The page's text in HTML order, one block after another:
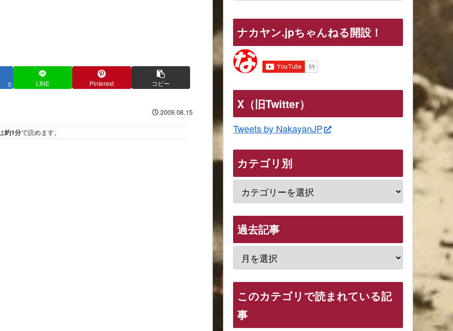
0 LINE Pinterest コピー
2009.08.15
約1分で読めます。
ナカヤン.jpちゃんねる開設！
X（旧Twitter）
Tweets by NakayanJP
カテゴリ別
過去記事
このカテゴリで読まれている記
事